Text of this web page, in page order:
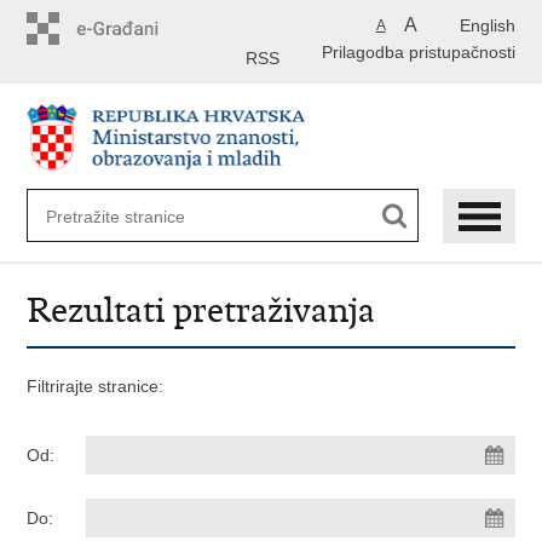
English
A A
Prilagodba pristupačnosti
RSS
Rezultati pretraživanja
Filtrirajte stranice:
Od:
Do: